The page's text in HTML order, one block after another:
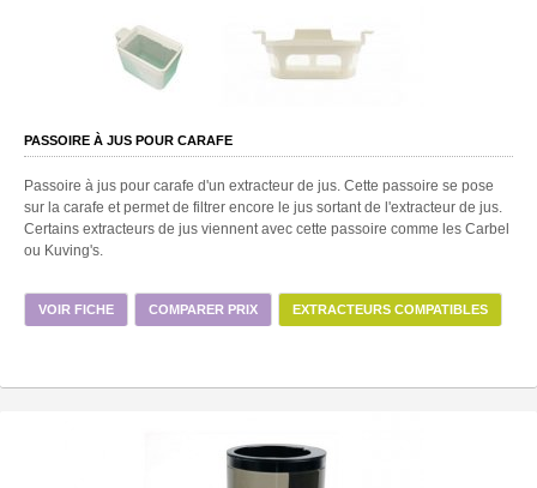
PASSOIRE À JUS POUR CARAFE
Passoire à jus pour carafe d'un extracteur de jus. Cette passoire se pose
sur la carafe et permet de filtrer encore le jus sortant de l'extracteur de jus.
Certains extracteurs de jus viennent avec cette passoire comme les Carbel
ou Kuving's.
VOIR FICHE COMPARER PRIX EXTRACTEURS COMPATIBLES